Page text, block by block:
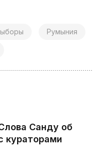
Румыния
Санду об
кураторами